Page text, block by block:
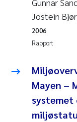
Bjørnar
Odd Arne
Gunnar
Jostein
Rapport
2006
Mayen –
systemet